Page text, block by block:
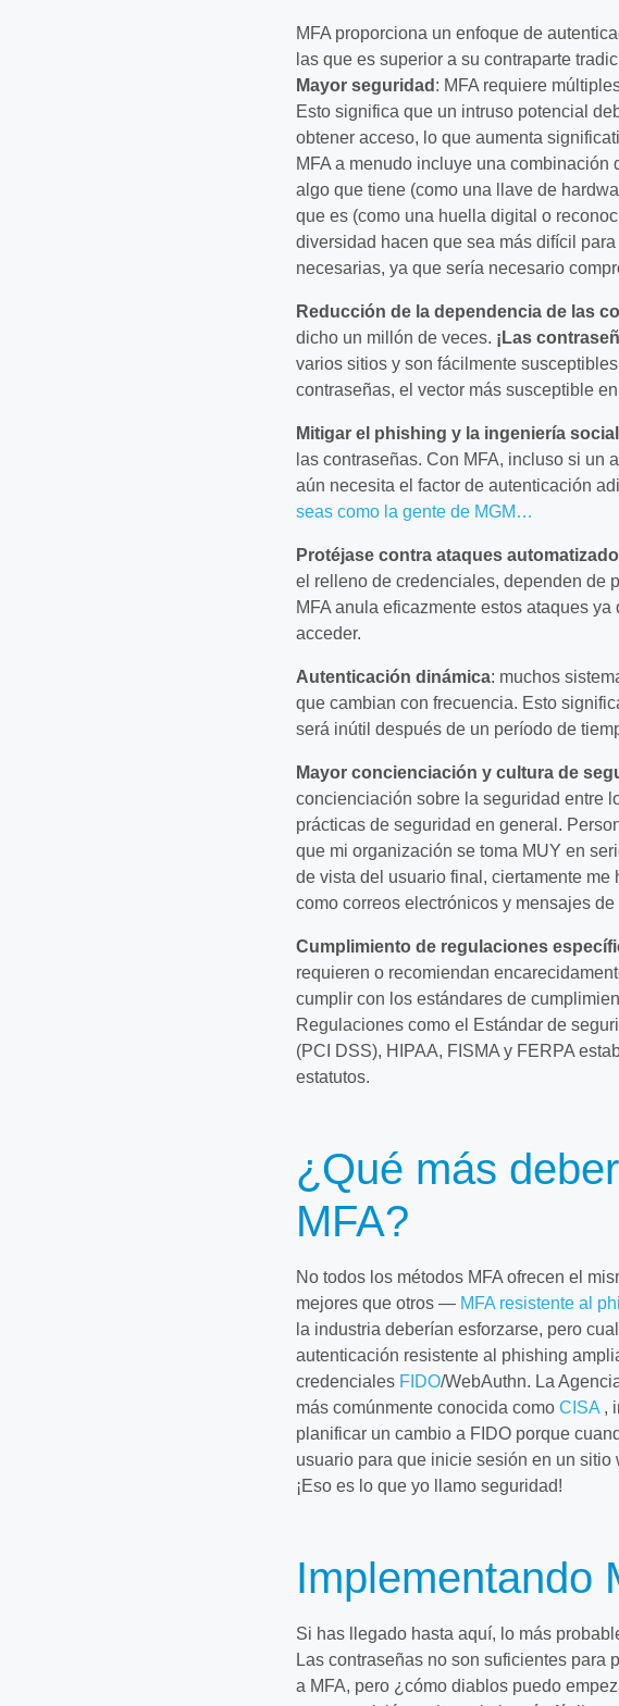
MFA proporciona un enfoque de
las que es superior a su contraparte
Mayor seguridad : MFA requiere
Esto significa que un intruso potencial
obtener acceso, lo que aumenta
MFA a menudo incluye una
algo que tiene (como una llave de
que es (como una huella digital o
diversidad hacen que sea más difícil
necesarias, ya que sería necesario
Reducción de la dependencia de las
dicho un millón de veces. ¡Las
varios sitios y son fácilmente
contraseñas, el vector más susceptible
Mitigar el phishing y la ingeniería social
las contraseñas. Con MFA, incluso si un
aún necesita el factor de autenticación
seas como la gente de MGM…
Protéjase contra ataques
el relleno de credenciales, dependen de
MFA anula eficazmente estos ataques
acceder.
Autenticación dinámica: muchos
que cambian con frecuencia. Esto
será inútil después de un período de
Mayor concienciación y cultura de
concienciación sobre la seguridad entre
prácticas de seguridad en general.
que mi organización se toma MUY en
de vista del usuario final, ciertamente
como correos electrónicos y mensajes de
Cumplimiento de regulaciones
requieren o recomiendan
cumplir con los estándares de
Regulaciones como el Estándar de
(PCI DSS), HIPAA, FISMA y FERPA
estatutos.
¿Qué más
MFA?
No todos los métodos MFA ofrecen el
mejores que otros — MFA resistente al
la industria deberían esforzarse, pero
autenticación resistente al phishing
credenciales FIDO/WebAuthn. La
más comúnmente conocida como CISA ,
planificar un cambio a FIDO porque
usuario para que inicie sesión en un
¡Eso es lo que yo llamo seguridad!
Implementando
Si has llegado hasta aquí, lo más
Las contraseñas no son suficientes para
a MFA, pero ¿cómo diablos puedo